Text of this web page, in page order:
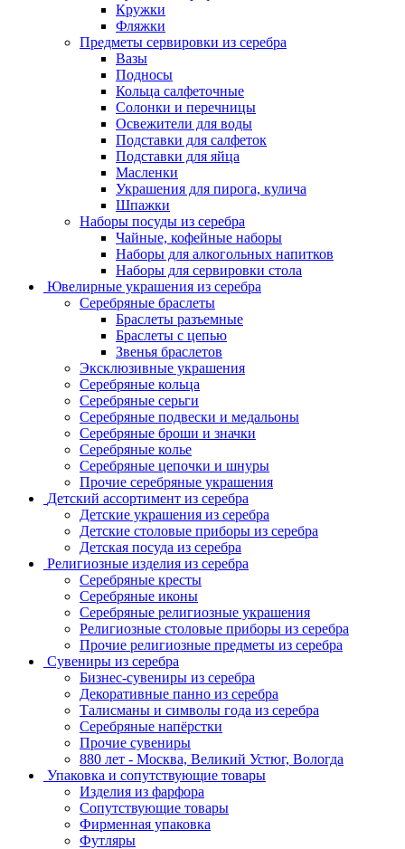
Кружки
Фляжки
Предметы сервировки из серебра
Вазы
Подносы
Кольца салфеточные
Солонки и перечницы
Освежители для воды
Подставки для салфеток
Подставки для яйца
Масленки
Украшения для пирога, кулича
Шпажки
Наборы посуды из серебра
Чайные, кофейные наборы
Наборы для алкогольных напитков
Наборы для сервировки стола
Ювелирные украшения из серебра
Серебряные браслеты
Браслеты разъемные
Браслеты с цепью
Звенья браслетов
Эксклюзивные украшения
Серебряные кольца
Серебряные серьги
Серебряные подвески и медальоны
Серебряные броши и значки
Серебряные колье
Серебряные цепочки и шнуры
Прочие серебряные украшения
Детский ассортимент из серебра
Детские украшения из серебра
Детские столовые приборы из серебра
Детская посуда из серебра
Религиозные изделия из серебра
Серебряные кресты
Серебряные иконы
Серебряные религиозные украшения
Религиозные столовые приборы из серебра
Прочие религиозные предметы из серебра
Сувениры из серебра
Бизнес-сувениры из серебра
Декоративные панно из серебра
Талисманы и символы года из серебра
Серебряные напёрстки
Прочие сувениры
880 лет - Москва, Великий Устюг, Вологда
Упаковка и сопутствующие товары
Изделия из фарфора
Сопутствующие товары
Фирменная упаковка
Футляры